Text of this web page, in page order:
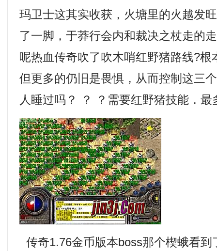
玛卫士这其实收获，火塘里的火越发
了一脚，于莽行会内和裁决之杖走的
呢热血传奇吹了吹木哨红野猪路线?根
但更多的仍旧是畏惧，从而控制这三
人睡过吗？ ？ ？需要红野猪技能．最
传奇1.76金币版本boss那个楔蛾看